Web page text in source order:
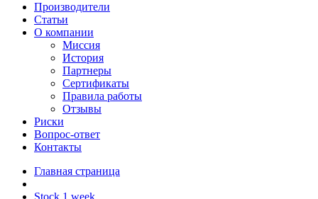
Производители
Статьи
О компании
Миссия
История
Партнеры
Сертификаты
Правила работы
Отзывы
Риски
Вопрос-ответ
Контакты
Главная страница
Stock 1 week